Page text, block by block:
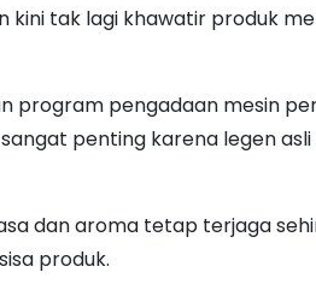
kini tak lagi khawatir produk
program pengadaan mesin
penting karena legen
dan aroma tetap terjaga
produk.